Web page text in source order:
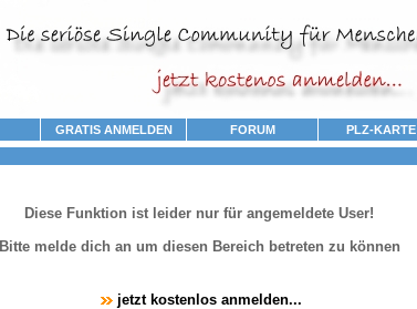
GRATIS ANMELDEN FORUM PLZ-KARTE
Diese Funktion ist leider nur für angemeldete User!
Bitte melde dich an um diesen Bereich betreten zu können
jetzt kostenlos anmelden...